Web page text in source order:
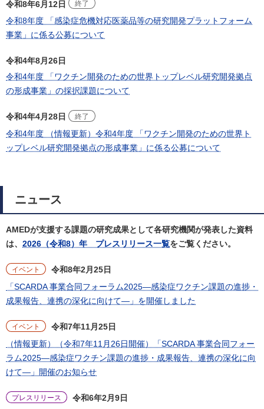
令和8年6月12日 終了
令和8年度 「感染症危機対応医薬品等の研究開発プラットフォーム
事業」に係る公募について
令和4年8月26日
令和4年度 「ワクチン開発のための世界トップレベル研究開発拠点
の形成事業」の採択課題について
令和4年4月28日 終了
令和4年度 （情報更新）令和4年度 「ワクチン開発のための世界ト
ップレベル研究開発拠点の形成事業」に係る公募について
ニュース
AMEDが支援する課題の研究成果として各研究機関が発表した資料
は、 2026（令和8）年 プレスリリース一覧をご覧ください。
イベント
令和8年2月25日
「SCARDA 事業合同フォーラム2025―感染症ワクチン課題の進捗・
成果報告、連携の深化に向けて―」を開催しました
イベント
令和7年11月25日
（情報更新）（令和7年11月26日開催）「SCARDA 事業合同フォー
ラム2025―感染症ワクチン課題の進捗・成果報告、連携の深化に向
けて―」開催のお知らせ
プレスリリース
令和6年2月9日